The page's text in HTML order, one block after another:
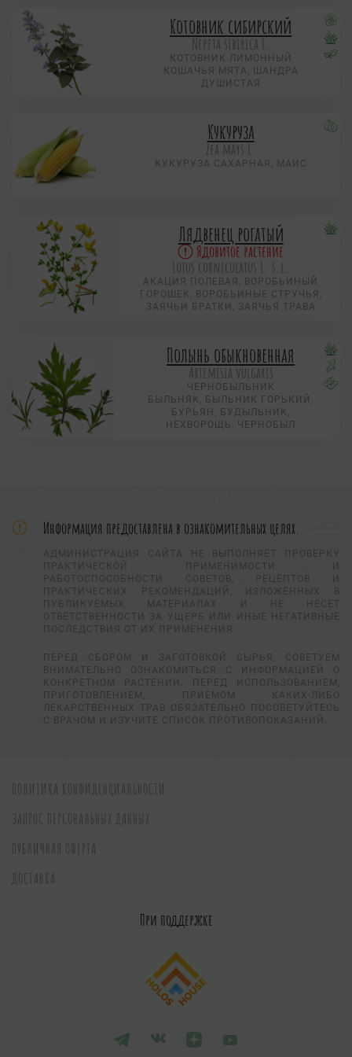
Котовник сибирский
Nepeta sibirica L.
КОТОВНИК ЛИМОННЫЙ
КОШАЧЬЯ МЯТА, ШАНДРА
ДУШИСТАЯ
Кукуруза
Zea mays L.
КУКУРУЗА САХАРНАЯ, МАИС
Лядвенец рогатый
Ядовитое растение
Lotus corniculatus L. s.l.
АКАЦИЯ ПОЛЕВАЯ, ВОРОБЬИНЫЙ
ГОРОШЕК, ВОРОБЬИНЫЕ СТРУЧЬЯ,
ЗАЯЧЬИ БРАТКИ, ЗАЯЧЬЯ ТРАВА
Полынь обыкновенная
Artemisia vulgaris
ЧЕРНОБЫЛЬНИК
БЫЛЬНЯК, БЫЛЬНИК ГОРЬКИЙ,
БУРЬЯН, БУДЫЛЬНИК,
НЕХВОРОЩЬ, ЧЕРНОБЫЛ
Информация предоставлена в ознакомительных целях.
АДМИНИСТРАЦИЯ САЙТА НЕ ВЫПОЛНЯЕТ ПРОВЕРКУ
ПРАКТИЧЕСКОЙ ПРИМЕНИМОСТИ И
РАБОТОСПОСОБНОСТИ СОВЕТОВ, РЕЦЕПТОВ И
ПРАКТИЧЕСКИХ РЕКОМЕНДАЦИЙ, ИЗЛОЖЕННЫХ В
ПУБЛИКУЕМЫХ МАТЕРИАЛАХ И НЕ НЕСЕТ
ОТВЕТСТВЕННОСТИ ЗА УЩЕРБ ИЛИ ИНЫЕ НЕГАТИВНЫЕ
ПОСЛЕДСТВИЯ ОТ ИХ ПРИМЕНЕНИЯ.
ПЕРЕД СБОРОМ И ЗАГОТОВКОЙ СЫРЬЯ, СОВЕТУЕМ
ВНИМАТЕЛЬНО ОЗНАКОМИТЬСЯ С ИНФОРМАЦИЕЙ О
КОНКРЕТНОМ РАСТЕНИИ. ПЕРЕД ИСПОЛЬЗОВАНИЕМ,
ПРИГОТОВЛЕНИЕМ, ПРИЕМОМ КАКИХ-ЛИБО
ЛЕКАРСТВЕННЫХ ТРАВ ОБЯЗАТЕЛЬНО ПОСОВЕТУЙТЕСЬ
С ВРАЧОМ И ИЗУЧИТЕ СПИСОК ПРОТИВОПОКАЗАНИЙ.
ПОЛИТИКА КОНФИДЕНЦИАЛЬНОСТИ
ЗАПРОС ПЕРСОНАЛЬНЫХ ДАННЫХ
ПУБЛИЧНАЯ ОФЕРТА
ДОСТАВКА
При поддержке